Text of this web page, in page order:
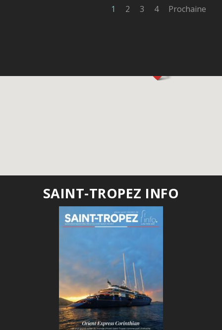
1 2 3 4 Prochaine
SAINT-TROPEZ INFO